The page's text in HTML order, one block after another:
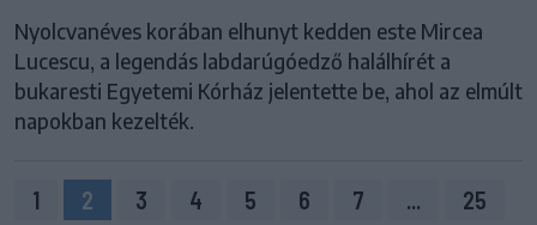
Nyolcvanéves korában elhunyt kedden este Mircea
Lucescu, a legendás labdarúgóedző halálhírét a
bukaresti Egyetemi Kórház jelentette be, ahol az elmúlt
napokban kezelték.
1 2 3 4 5 6 7 ... 25